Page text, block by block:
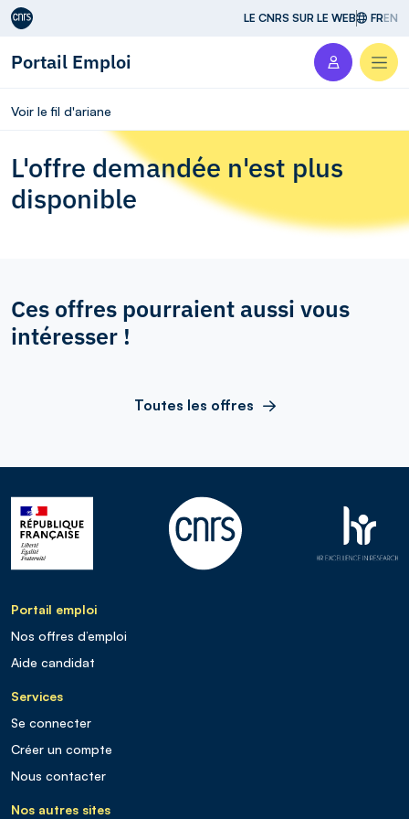
Aller au contenu LE CNRS SUR LE WEB FREN
Portail Emploi
Voir le fil d'ariane
L'offre demandée n'est plus
disponible
Ces offres pourraient aussi vous
intéresser !
Toutes les offres
Portail emploi
Nos offres d’emploi
Aide candidat
Services
Se connecter
Créer un compte
Nous contacter
Nos autres sites